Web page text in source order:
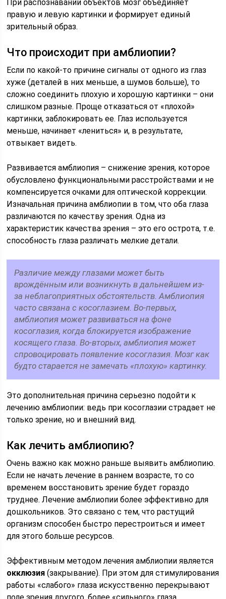
При распознавании объектов мозг объединяет
правую и левую картинки и формирует единый
зрительный образ.
Что происходит при амблиопии?
Если по какой-то причине сигналы от одного из глаз
хуже (деталей в них меньше, а шумов больше), то
сложно соединить плохую и хорошую картинки – они
слишком разные. Проще отказаться от «плохой»
картинки, заблокировать ее. Глаз используется
меньше, начинает «лениться» и, в результате,
отвыкает видеть.
Развивается амблиопия – снижение зрения, которое
обусловлено функциональными расстройствами и не
компенсируется очками для оптической коррекции.
Изначальная причина амблиопии в том, что оба глаза
различаются по качеству зрения. Одна из
характеристик качества зрения – это его острота, т.е.
способность глаза различать мелкие детали.
Различие между глазами может быть
врождённым или возникнуть в дальнейшем из-
за неблагоприятных обстоятельств. Амблиопия
часто связана с косоглазием. Во-первых,
амблиопия может развиваться на фоне
косоглазия, когда блокируется изображение
косящего глаза. Во-вторых, амблиопия может
спровоцировать появление косоглазия. Мозг как
будто старается не замечать «плохую» картинку.
Это дополнительная причина серьезно подойти к
лечению амблиопии: ведь при косоглазии страдает не
только зрение, но и внешний вид.
Как лечить амблиопию?
Очень важно как можно раньше выявить амблиопию.
Если не начать лечение в раннем возрасте, то со
временем восстановить зрение будет гораздо
труднее. Лечение амблиопии более эффективно для
дошкольников. Это связано с тем, что растущий
организм способен быстро перестроиться и имеет
для этого больше ресурсов.
Эффективным методом лечения амблиопии является
окклюзия (закрывание). При этом для стимулирования
работы «слабого» глаза искусственно перекрывают